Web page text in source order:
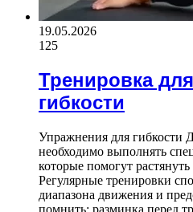
19.05.2026
125
Тренировка
гибкости
Упражнения для гибкости
необходимо выполнять
которые помогут
Регулярные тренировки
диапазона движения и
помнить: разминка перед